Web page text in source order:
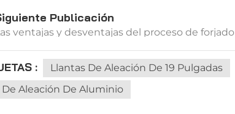
Publicación
ventajas y desventajas del proceso de forjado
: Llantas De Aleación De 19 Pulgadas
De Aleación De Aluminio